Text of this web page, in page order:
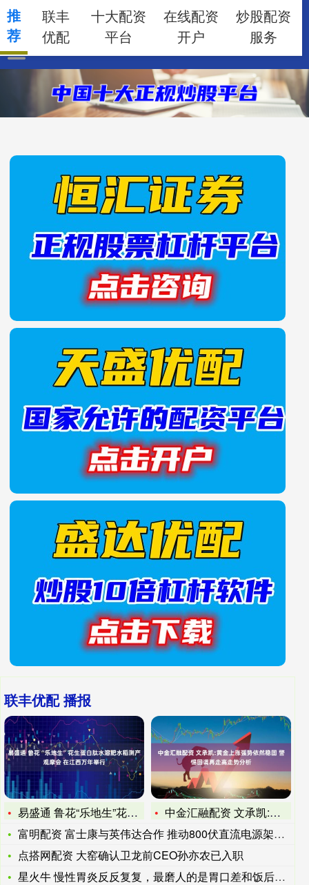
联丰优配 播报
易盛通 鲁花“乐地生”花生蛋白肽水溶肥水稻测产观摩会 在江西
中金汇融配资 文承凯:黄金上涨强势依然稳固 警惕回调再走高走
富明配资 富士康与英伟达合作 推动800伏直流电源架构落地人
点搭网配资 大窑确认卫龙前CEO孙亦农已入职
星火牛 慢性胃炎反反复复，最磨人的是胃口差和饭后不舒服
推
荐
联丰
优配
十大配资
平台
在线配资
开户
炒股配资
服务